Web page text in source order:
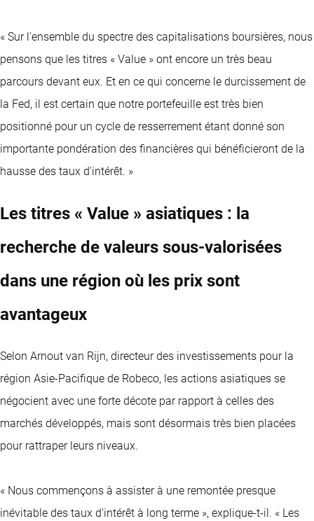
« Sur l'ensemble du spectre des capitalisations boursières, nous
pensons que les titres « Value » ont encore un très beau
parcours devant eux. Et en ce qui concerne le durcissement de
la Fed, il est certain que notre portefeuille est très bien
positionné pour un cycle de resserrement étant donné son
importante pondération des financières qui bénéficieront de la
hausse des taux d'intérêt. »
Les titres « Value » asiatiques : la
recherche de valeurs sous-valorisées
dans une région où les prix sont
avantageux
Selon Arnout van Rijn, directeur des investissements pour la
région Asie-Pacifique de Robeco, les actions asiatiques se
négocient avec une forte décote par rapport à celles des
marchés développés, mais sont désormais très bien placées
pour rattraper leurs niveaux.
« Nous commençons à assister à une remontée presque
inévitable des taux d'intérêt à long terme », explique-t-il. « Les